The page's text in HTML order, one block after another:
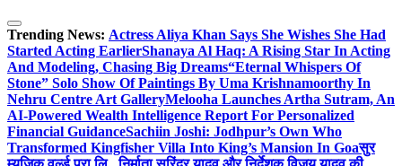
Trending News: Actress Aliya Khan Says She Wishes She Had
Started Acting EarlierShanaya Al Haq: A Rising Star In Acting
And Modeling, Chasing Big Dreams“Eternal Whispers Of
Stone” Solo Show Of Paintings By Uma Krishnamoorthy In
Nehru Centre Art GalleryMelooha Launches Artha Sutram, An
AI-Powered Wealth Intelligence Report For Personalized
Financial GuidanceSachiin Joshi: Jodhpur’s Own Who
Transformed Kingfisher Villa Into King’s Mansion In Goaसुर